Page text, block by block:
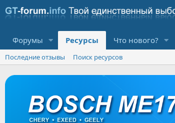
Форумы Ресурсы Что нового?
Последние отзывы Поиск ресурсов